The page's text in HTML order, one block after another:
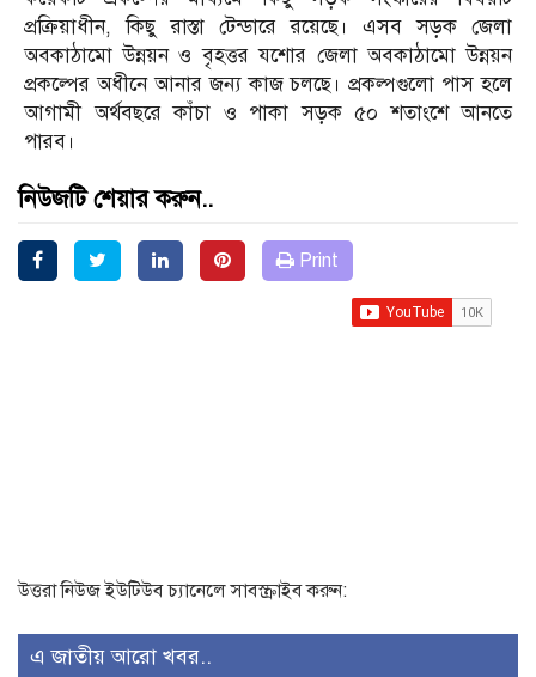
প্রক্রিয়াধীন, কিছু রাস্তা টেন্ডারে রয়েছে। এসব সড়ক জেলা
অবকাঠামো উন্নয়ন ও বৃহত্তর যশোর জেলা অবকাঠামো উন্নয়ন
প্রকল্পের অধীনে আনার জন্য কাজ চলছে। প্রকল্পগুলো পাস হলে
আগামী অর্থবছরে কাঁচা ও পাকা সড়ক ৫০ শতাংশে আনতে
পারব।
নিউজটি শেয়ার করুন..
Print
উত্তরা নিউজ ইউটিউব চ্যানেলে সাবস্ক্রাইব করুন:
এ জাতীয় আরো খবর..